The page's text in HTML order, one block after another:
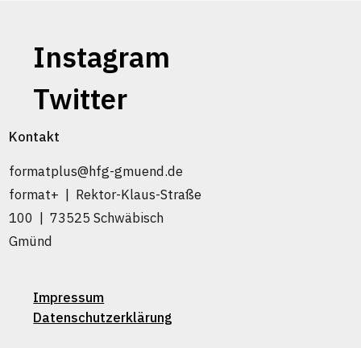
Instagram
Twitter
Kontakt
formatplus@hfg-gmuend.de
format+ | Rektor-Klaus-Straße
100 | 73525 Schwäbisch
Gmünd
Impressum
Datenschutzerklärung